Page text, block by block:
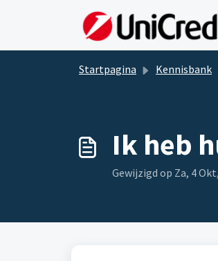
Startpagina Kennisbank
Ik heb
Gewijzigd op Za, 4